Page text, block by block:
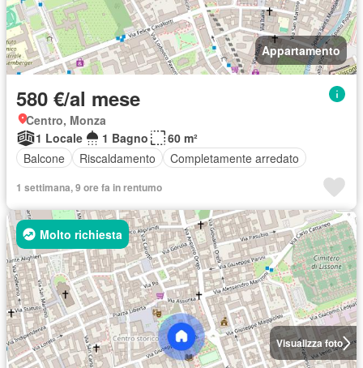
Appartamento
580 €/al mese
Centro, Monza
1 Locale
1 Bagno
60 m²
Balcone
Riscaldamento Completamente arredato
1 settimana, 9 ore fa in rentumo
Visualizza foto
Molto richiesta